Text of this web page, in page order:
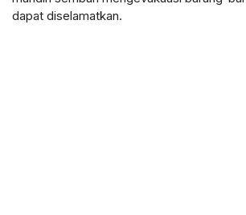
dapat diselamatkan.